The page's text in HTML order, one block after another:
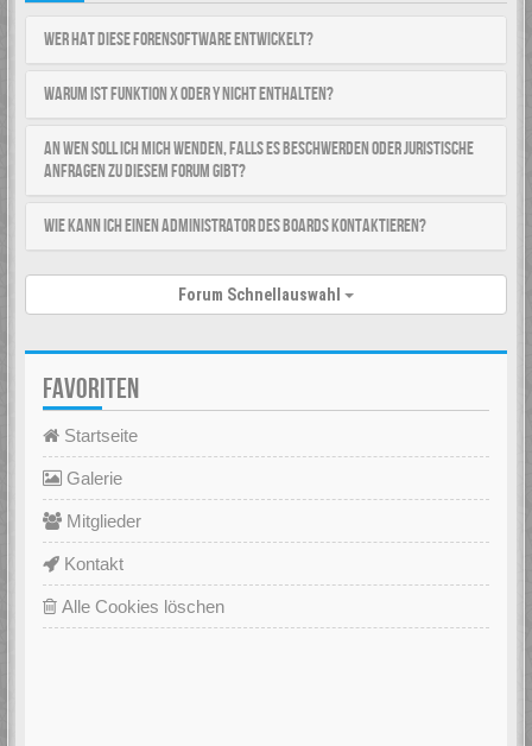
Wer hat diese Forensoftware entwickelt?
Warum ist Funktion x oder y nicht enthalten?
An wen soll ich mich wenden, falls es Beschwerden oder juristische
Anfragen zu diesem Forum gibt?
Wie kann ich einen Administrator des Boards kontaktieren?
Forum Schnellauswahl
FAVORITEN
Startseite
Galerie
Mitglieder
Kontakt
Alle Cookies löschen